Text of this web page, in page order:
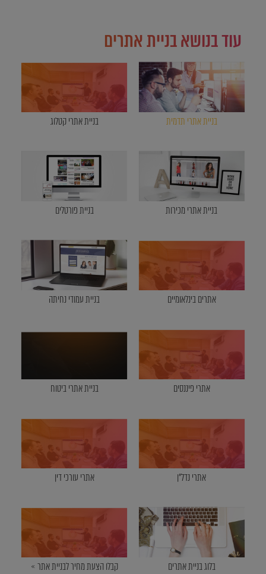
עוד בנושא בניית אתרים
בניית אתרי תדמית בניית אתרי קטלוג
בניית אתרי מכירות בניית פורטלים
אתרים בינלאומיים בניית עמודי נחיתה
אתרי פיננסים בניית אתרי ביטוח
אתרי נדל"ן אתרי עורכי דין
בלוג בניית אתרים קבלו הצעת מחיר לבניית אתר »